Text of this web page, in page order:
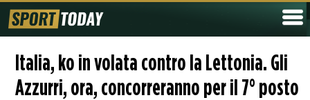
Italia, ko in volata contro la Lettonia. Gli
Azzurri, ora, concorreranno per il 7° posto